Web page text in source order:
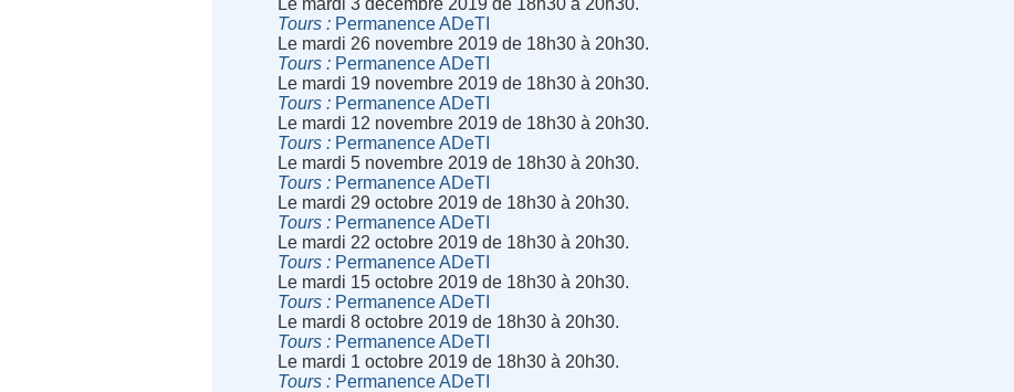
Le mardi 3 décembre 2019 de 18h30 à 20h30.
Tours
Permanence ADeTI
Le mardi 26 novembre 2019 de 18h30 à 20h30.
Tours
Permanence ADeTI
Le mardi 19 novembre 2019 de 18h30 à 20h30.
Tours
Permanence ADeTI
Le mardi 12 novembre 2019 de 18h30 à 20h30.
Tours
Permanence ADeTI
Le mardi 5 novembre 2019 de 18h30 à 20h30.
Tours
Permanence ADeTI
Le mardi 29 octobre 2019 de 18h30 à 20h30.
Tours
Permanence ADeTI
Le mardi 22 octobre 2019 de 18h30 à 20h30.
Tours
Permanence ADeTI
Le mardi 15 octobre 2019 de 18h30 à 20h30.
Tours
Permanence ADeTI
Le mardi 8 octobre 2019 de 18h30 à 20h30.
Tours
Permanence ADeTI
Le mardi 1 octobre 2019 de 18h30 à 20h30.
Tours
Permanence ADeTI